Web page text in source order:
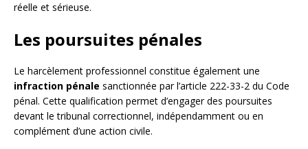
réelle et sérieuse.
Les poursuites pénales
Le harcèlement professionnel constitue également une
infraction pénale sanctionnée par l’article 222-33-2 du Code
pénal. Cette qualification permet d’engager des poursuites
devant le tribunal correctionnel, indépendamment ou en
complément d’une action civile.